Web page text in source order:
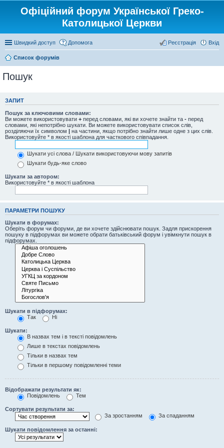
Офіційний форум Української Греко-
Католицької Церкви
Швидкий доступ Допомога Вхід
Реєстрація
Список форумів
Пошук
ЗАПИТ
Пошук за ключовими словами:
Ви можете використовувати + перед словами, які ви хочете знайти та - перед
словами, які непотрібно шукати. Ви можете використовувати список слів,
розділяючи їх символом | на частини, якщо потрібно знайти лише одне з цих слів.
Використовуйте * в якості шаблона для часткового співпадання.
Шукати усі слова / Шукати використовуючи мову запитів
Шукати будь-яке слово
Шукати за автором:
Використовуйте * в якості шаблона
ПАРАМЕТРИ ПОШУКУ
Шукати в форумах:
Оберіть форум чи форуми, де ви хочете здійснювати пошук. Задля прискорення
пошуку в підфорумах ви можете обрати батьківський форум і увімкнути пошук в
підфорумах.
Шукати в підфорумах:
Так
Ні
Шукати:
В назвах тем і в тексті повідомлень
Лише в текстах повідомлень
Тільки в назвах тем
Тільки в першому повідомленні теми
Відображати результати як:
Повідомлень
Тем
Сортувати результати за:
За зростанням
За спаданням
Шукати повідомлення за останні: